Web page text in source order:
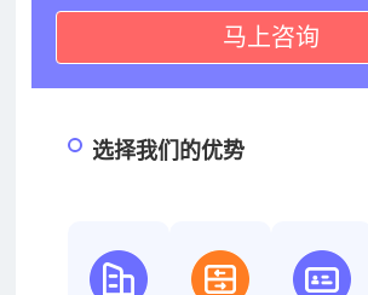
马上咨询
选择我们的优势